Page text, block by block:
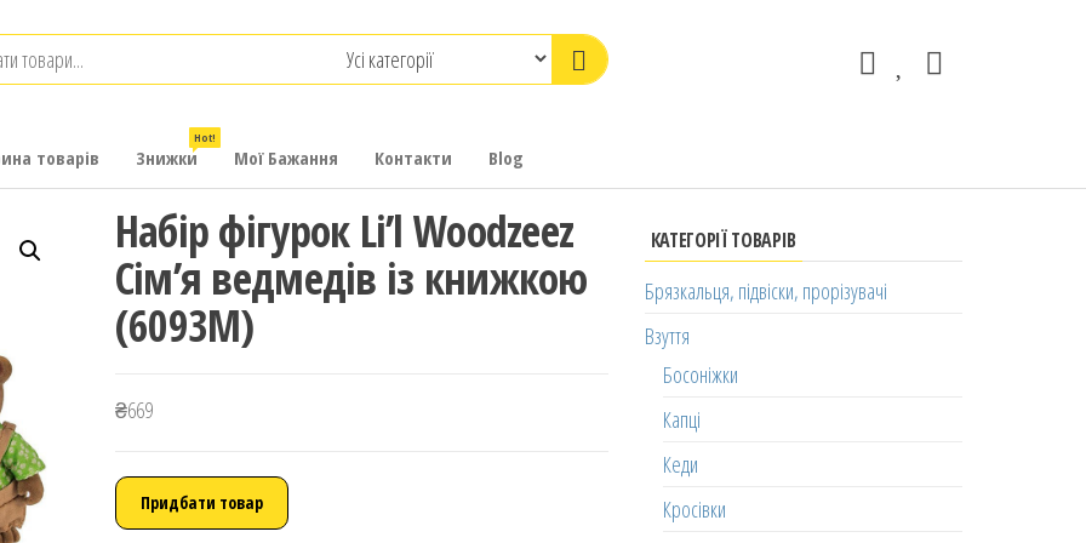
товарів Знижки
Hot!
Мої Бажання Контакти Blog
Набір фігурок Li’l Woodzeez
Сім’я ведмедів із книжкою
(6093M)
₴669
Придбати товар
КАТЕГОРІЇ ТОВАРІВ
Брязкальця, підвіски, прорізувачі
Взуття
Босоніжки
Капці
Кеди
Кросівки